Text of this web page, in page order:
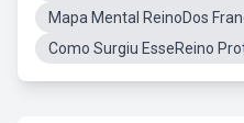
Mapa Mental ReinoDos
Como Surgiu EsseReino